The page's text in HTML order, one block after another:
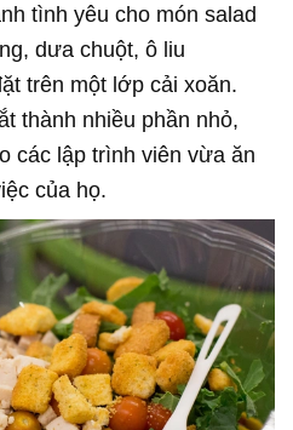
tình yêu cho món salad
dưa chuột, ô liu
trên một lớp cải xoăn.
thành nhiều phần nhỏ,
các lập trình viên vừa ăn
của họ.